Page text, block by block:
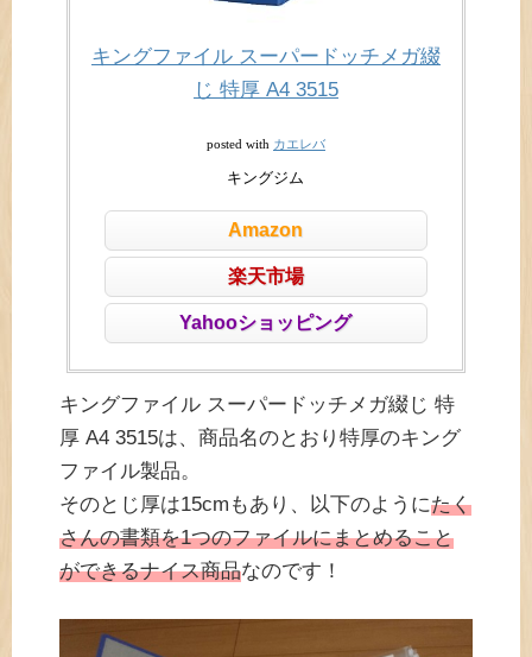
キングファイル スーパードッチメガ綴
じ 特厚 A4 3515
posted with カエレバ
キングジム
Amazon
楽天市場
Yahooショッピング
キングファイル スーパードッチメガ綴じ 特
厚 A4 3515は、商品名のとおり特厚のキング
ファイル製品。
そのとじ厚は15cmもあり、以下のようにたく
さんの書類を1つのファイルにまとめること
ができるナイス商品なのです！